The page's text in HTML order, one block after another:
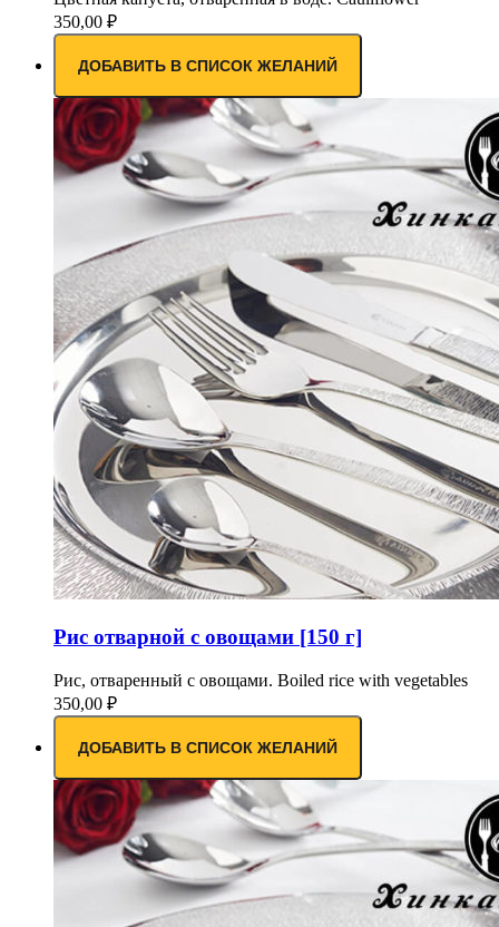
350,00 ₽
ДОБАВИТЬ В СПИСОК ЖЕЛАНИЙ
Рис отварной с овощами [150 г]
Рис, отваренный с овощами. Boiled rice with vegetables
350,00 ₽
ДОБАВИТЬ В СПИСОК ЖЕЛАНИЙ